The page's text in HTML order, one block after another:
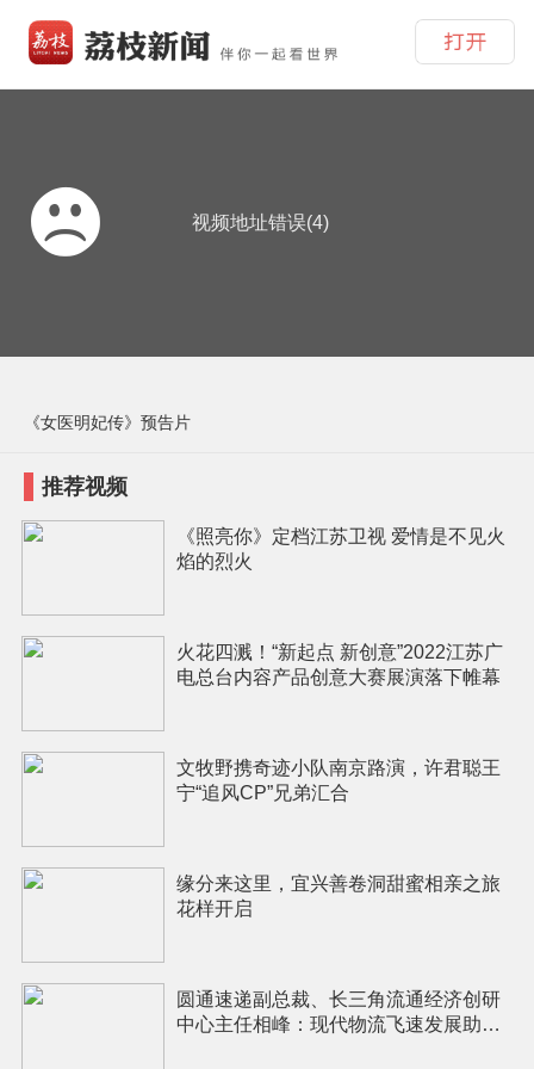
视频地址错误(4)
《女医明妃传》预告片
推荐视频
《照亮你》定档江苏卫视 爱情是不见火
焰的烈火
火花四溅！“新起点 新创意”2022江苏广
电总台内容产品创意大赛展演落下帷幕
文牧野携奇迹小队南京路演，许君聪王
宁“追风CP”兄弟汇合
缘分来这里，宜兴善卷洞甜蜜相亲之旅
花样开启
圆通速递副总裁、长三角流通经济创研
中心主任相峰：现代物流飞速发展助